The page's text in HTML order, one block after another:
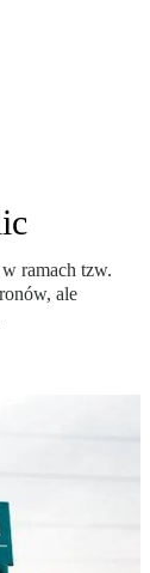
ramach tzw.
ale